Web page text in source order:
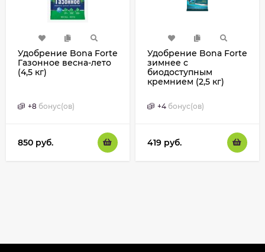
Удобрение Bona Forte
Газонное весна-лето
(4,5 кг)
+8 бонус(ов)
850 руб.
Удобрение Bona Forte
зимнее с
биодоступным
кремнием (2,5 кг)
+4 бонус(ов)
419 руб.